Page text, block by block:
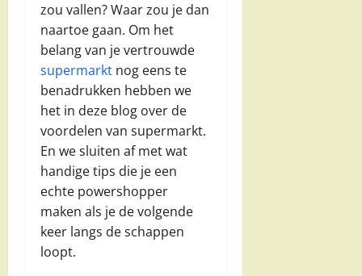
zou vallen? Waar zou je dan
naartoe gaan. Om het
belang van je vertrouwde
supermarkt nog eens te
benadrukken hebben we
het in deze blog over de
voordelen van supermarkt.
En we sluiten af met wat
handige tips die je een
echte powershopper
maken als je de volgende
keer langs de schappen
loopt.